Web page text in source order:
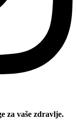
za vaše zdravlje.